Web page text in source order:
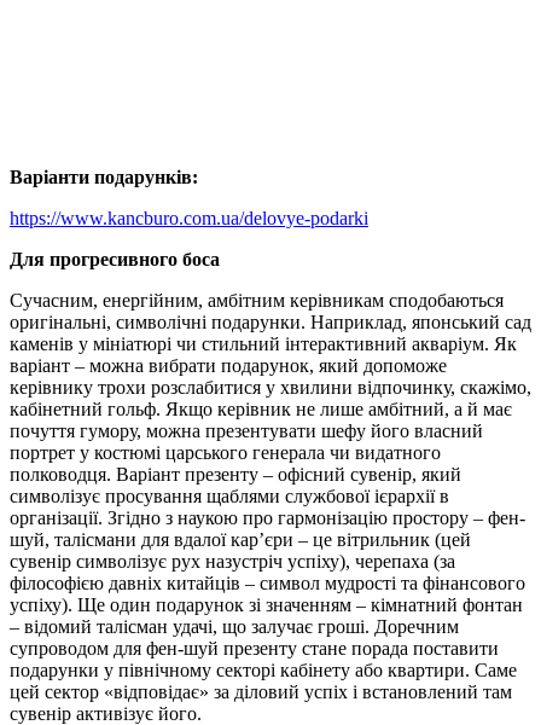
Варіанти подарунків:
https://www.kancburo.com.ua/delovye-podarki
Для прогресивного боса
Сучасним, енергійним, амбітним керівникам сподобаються
оригінальні, символічні подарунки. Наприклад, японський сад
каменів у мініатюрі чи стильний інтерактивний акваріум. Як
варіант – можна вибрати подарунок, який допоможе
керівнику трохи розслабитися у хвилини відпочинку, скажімо,
кабінетний гольф. Якщо керівник не лише амбітний, а й має
почуття гумору, можна презентувати шефу його власний
портрет у костюмі царського генерала чи видатного
полководця. Варіант презенту – офісний сувенір, який
символізує просування щаблями службової ієрархії в
організації. Згідно з наукою про гармонізацію простору – фен-
шуй, талісмани для вдалої кар’єри – це вітрильник (цей
сувенір символізує рух назустріч успіху), черепаха (за
філософією давніх китайців – символ мудрості та фінансового
успіху). Ще один подарунок зі значенням – кімнатний фонтан
– відомий талісман удачі, що залучає гроші. Доречним
супроводом для фен-шуй презенту стане порада поставити
подарунки у північному секторі кабінету або квартири. Саме
цей сектор «відповідає» за діловий успіх і встановлений там
сувенір активізує його.